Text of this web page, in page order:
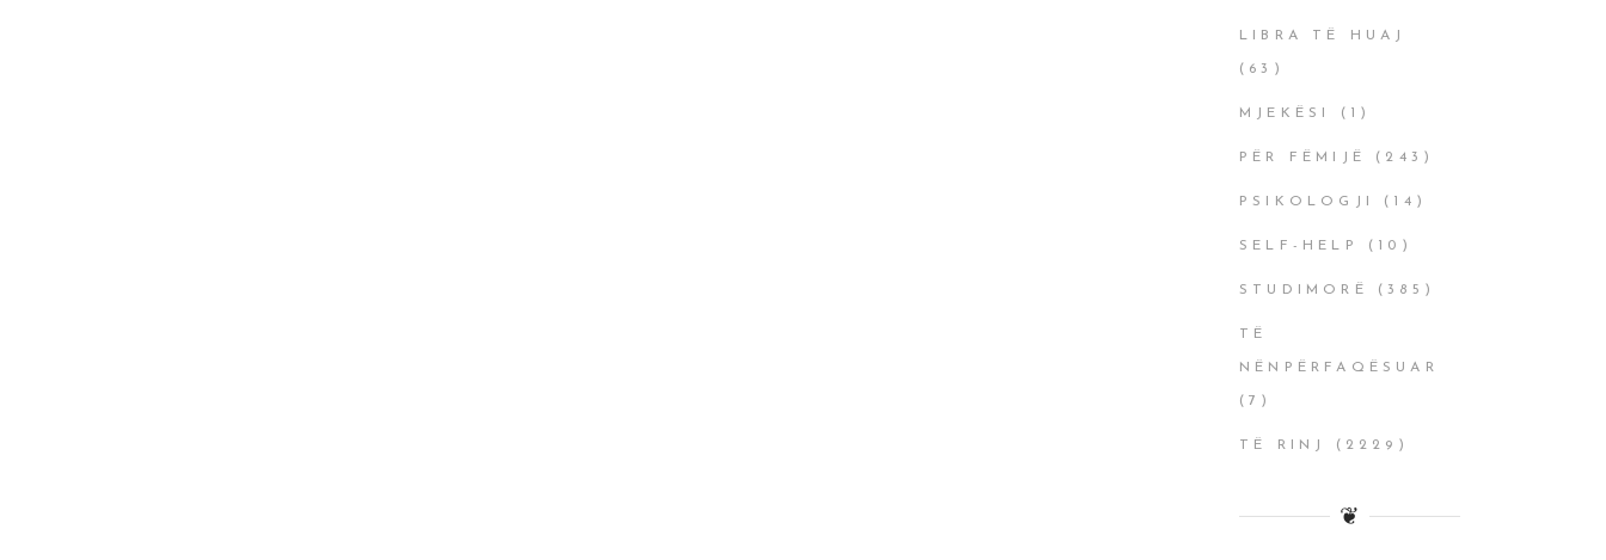
LIBRA TË HUAJ
(63)
MJEKËSI (1)
PËR FËMIJË (243)
PSIKOLOGJI (14)
SELF-HELP (10)
STUDIMORË (385)
TË
NËNPËRFAQËSUAR
(7)
TË RINJ (2229)
❦